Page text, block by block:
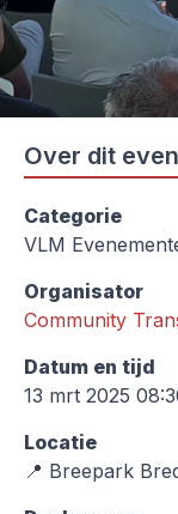
Over dit
Categorie
VLM
Organisator
Community
Datum en tijd
13 mrt 2025
Locatie
📍 Breepark